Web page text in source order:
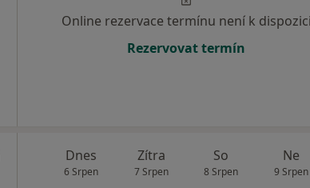
Online rezervace termínu není k dispozici
Rezervovat termín
Dnes
6 Srpen
Zítra
7 Srpen
So
8 Srpen
Ne
9 Srpen